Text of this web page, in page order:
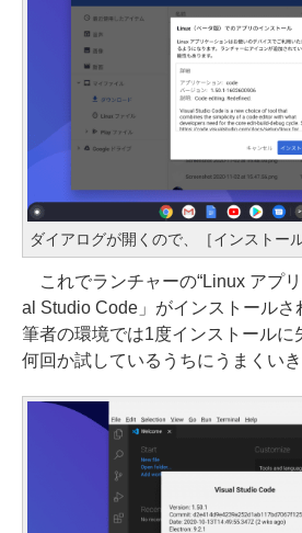
ダイアログが開くので、［インストー
これでランチャーの“Linux アプ
al Studio Code」がインストールさ
筆者の環境では1度インストールに
何回か試しているうちにうまくいき